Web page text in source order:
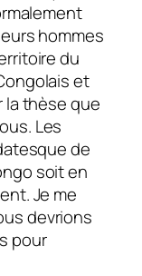
hommes
du
et
la thèse que
Les
de
soit en
Je me
devrions
pour